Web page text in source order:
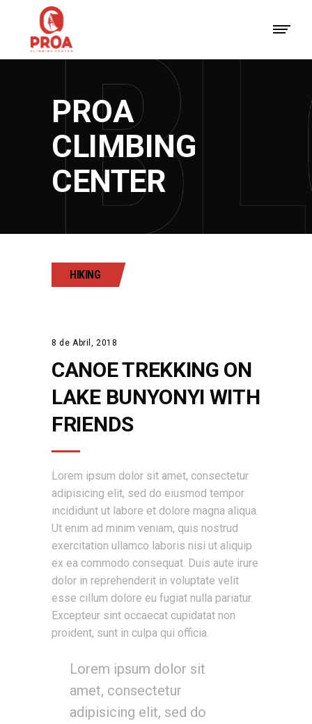
PROA
CLIMBING
CENTER
HIKING
8 de Abril, 2018
CANOE TREKKING ON
LAKE BUNYONYI WITH
FRIENDS
Lorem ipsum dolor sit amet, consectetur
adipisicing elit, sed do eiusmod tempor
incididunt ut labore et dolore magna aliqua.
Ut enim ad minim veniam, quis nostrud
exercitation ullamco laboris nisi ut aliquip
ex ea commodo consequat. Duis aute irure
dolor in reprehenderit in voluptate velit
esse cillum dolore eu fugiat nulla pariatur.
Excepteur sint occaecat cupidatat non
proident, sunt in culpa qui officia.
Lorem ipsum dolor sit
amet, consectetur
adipisicing elit, sed do